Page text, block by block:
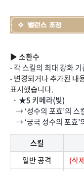
▶ 소환수
- 각 스킬의 최대 강화
-변경되거나 추가된 내
표시했습니다.
· ★5 키메라(빛)
→ ‘성수의 포효’의 스
→ ‘궁극 성수의 포효’
스킬
일반 공격
(삭